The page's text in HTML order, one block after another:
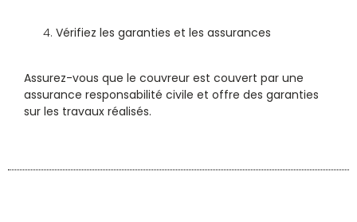
Vérifiez les garanties et les assurances
Assurez-vous que le couvreur est couvert par une
assurance responsabilité civile et offre des garanties
sur les travaux réalisés.